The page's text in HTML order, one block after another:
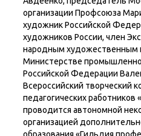
организации Профсоюза
художник Российской
художников России, член
народным художественным
Министерстве
Российской Федерации
Всероссийский творческий
педагогических работников
проводится автономной
организацией